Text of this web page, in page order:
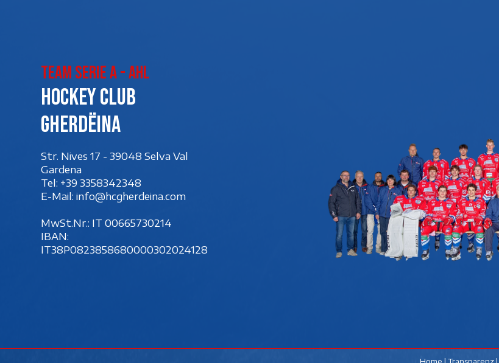
Team Serie A - AHL
Hockey club
Gherdëina
Str. Nives 17 - 39048 Selva Val
Gardena
Tel: +39 3358342348
E-Mail: info@hcgherdeina.com
MwSt.Nr.: IT 00‍665730214
IBAN:
IT38P0823858680000302024128